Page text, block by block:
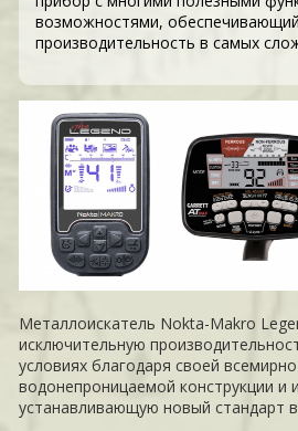
возможностями,
производительность в самых
Металлоискатель Nokta-Makro
исключительную
условиях благодаря своей
водонепроницаемой конструкции и
устанавливающую новый стандарт